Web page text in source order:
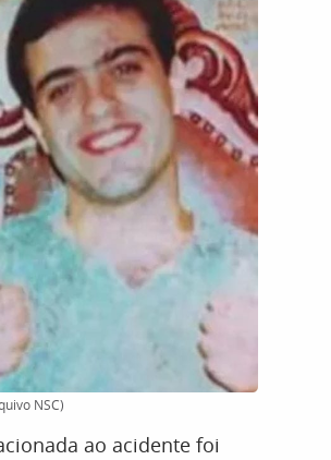
NSC)
ao acidente foi